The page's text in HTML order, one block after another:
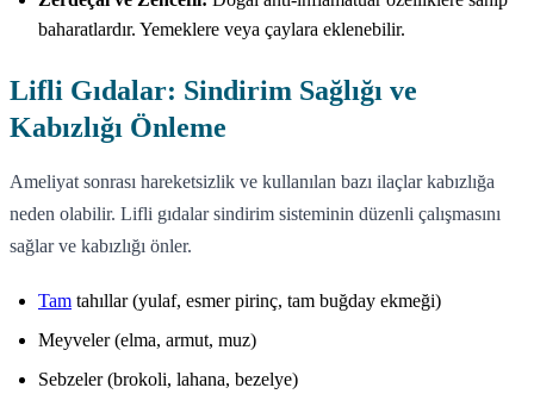
baharatlardır. Yemeklere veya çaylara eklenebilir.
Lifli Gıdalar: Sindirim Sağlığı ve
Kabızlığı Önleme
Ameliyat sonrası hareketsizlik ve kullanılan bazı ilaçlar kabızlığa
neden olabilir. Lifli gıdalar sindirim sisteminin düzenli çalışmasını
sağlar ve kabızlığı önler.
Tam tahıllar (yulaf, esmer pirinç, tam buğday ekmeği)
Meyveler (elma, armut, muz)
Sebzeler (brokoli, lahana, bezelye)